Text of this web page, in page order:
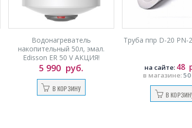
Водонагреватель
накопительный 50л, эмал.
Edisson ER 50 V АКЦИЯ!
5 990 руб.
В КОРЗИНУ
Труба ппр D-20 PN-
в магазине:50
на сайте: 48
В